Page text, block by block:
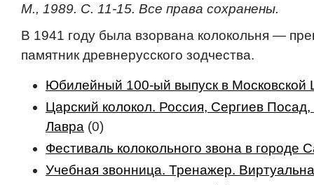
М., 1989. С. 11-15. Все права сохранены.
В 1941 году была взорвана колокольня —
памятник древнерусского зодчества.
Юбилейный 100-ый выпуск в Московской
Царский колокол. Россия, Сергиев
Лавра (0)
Фестиваль колокольного звона в городе
Учебная звонница. Тренажер.